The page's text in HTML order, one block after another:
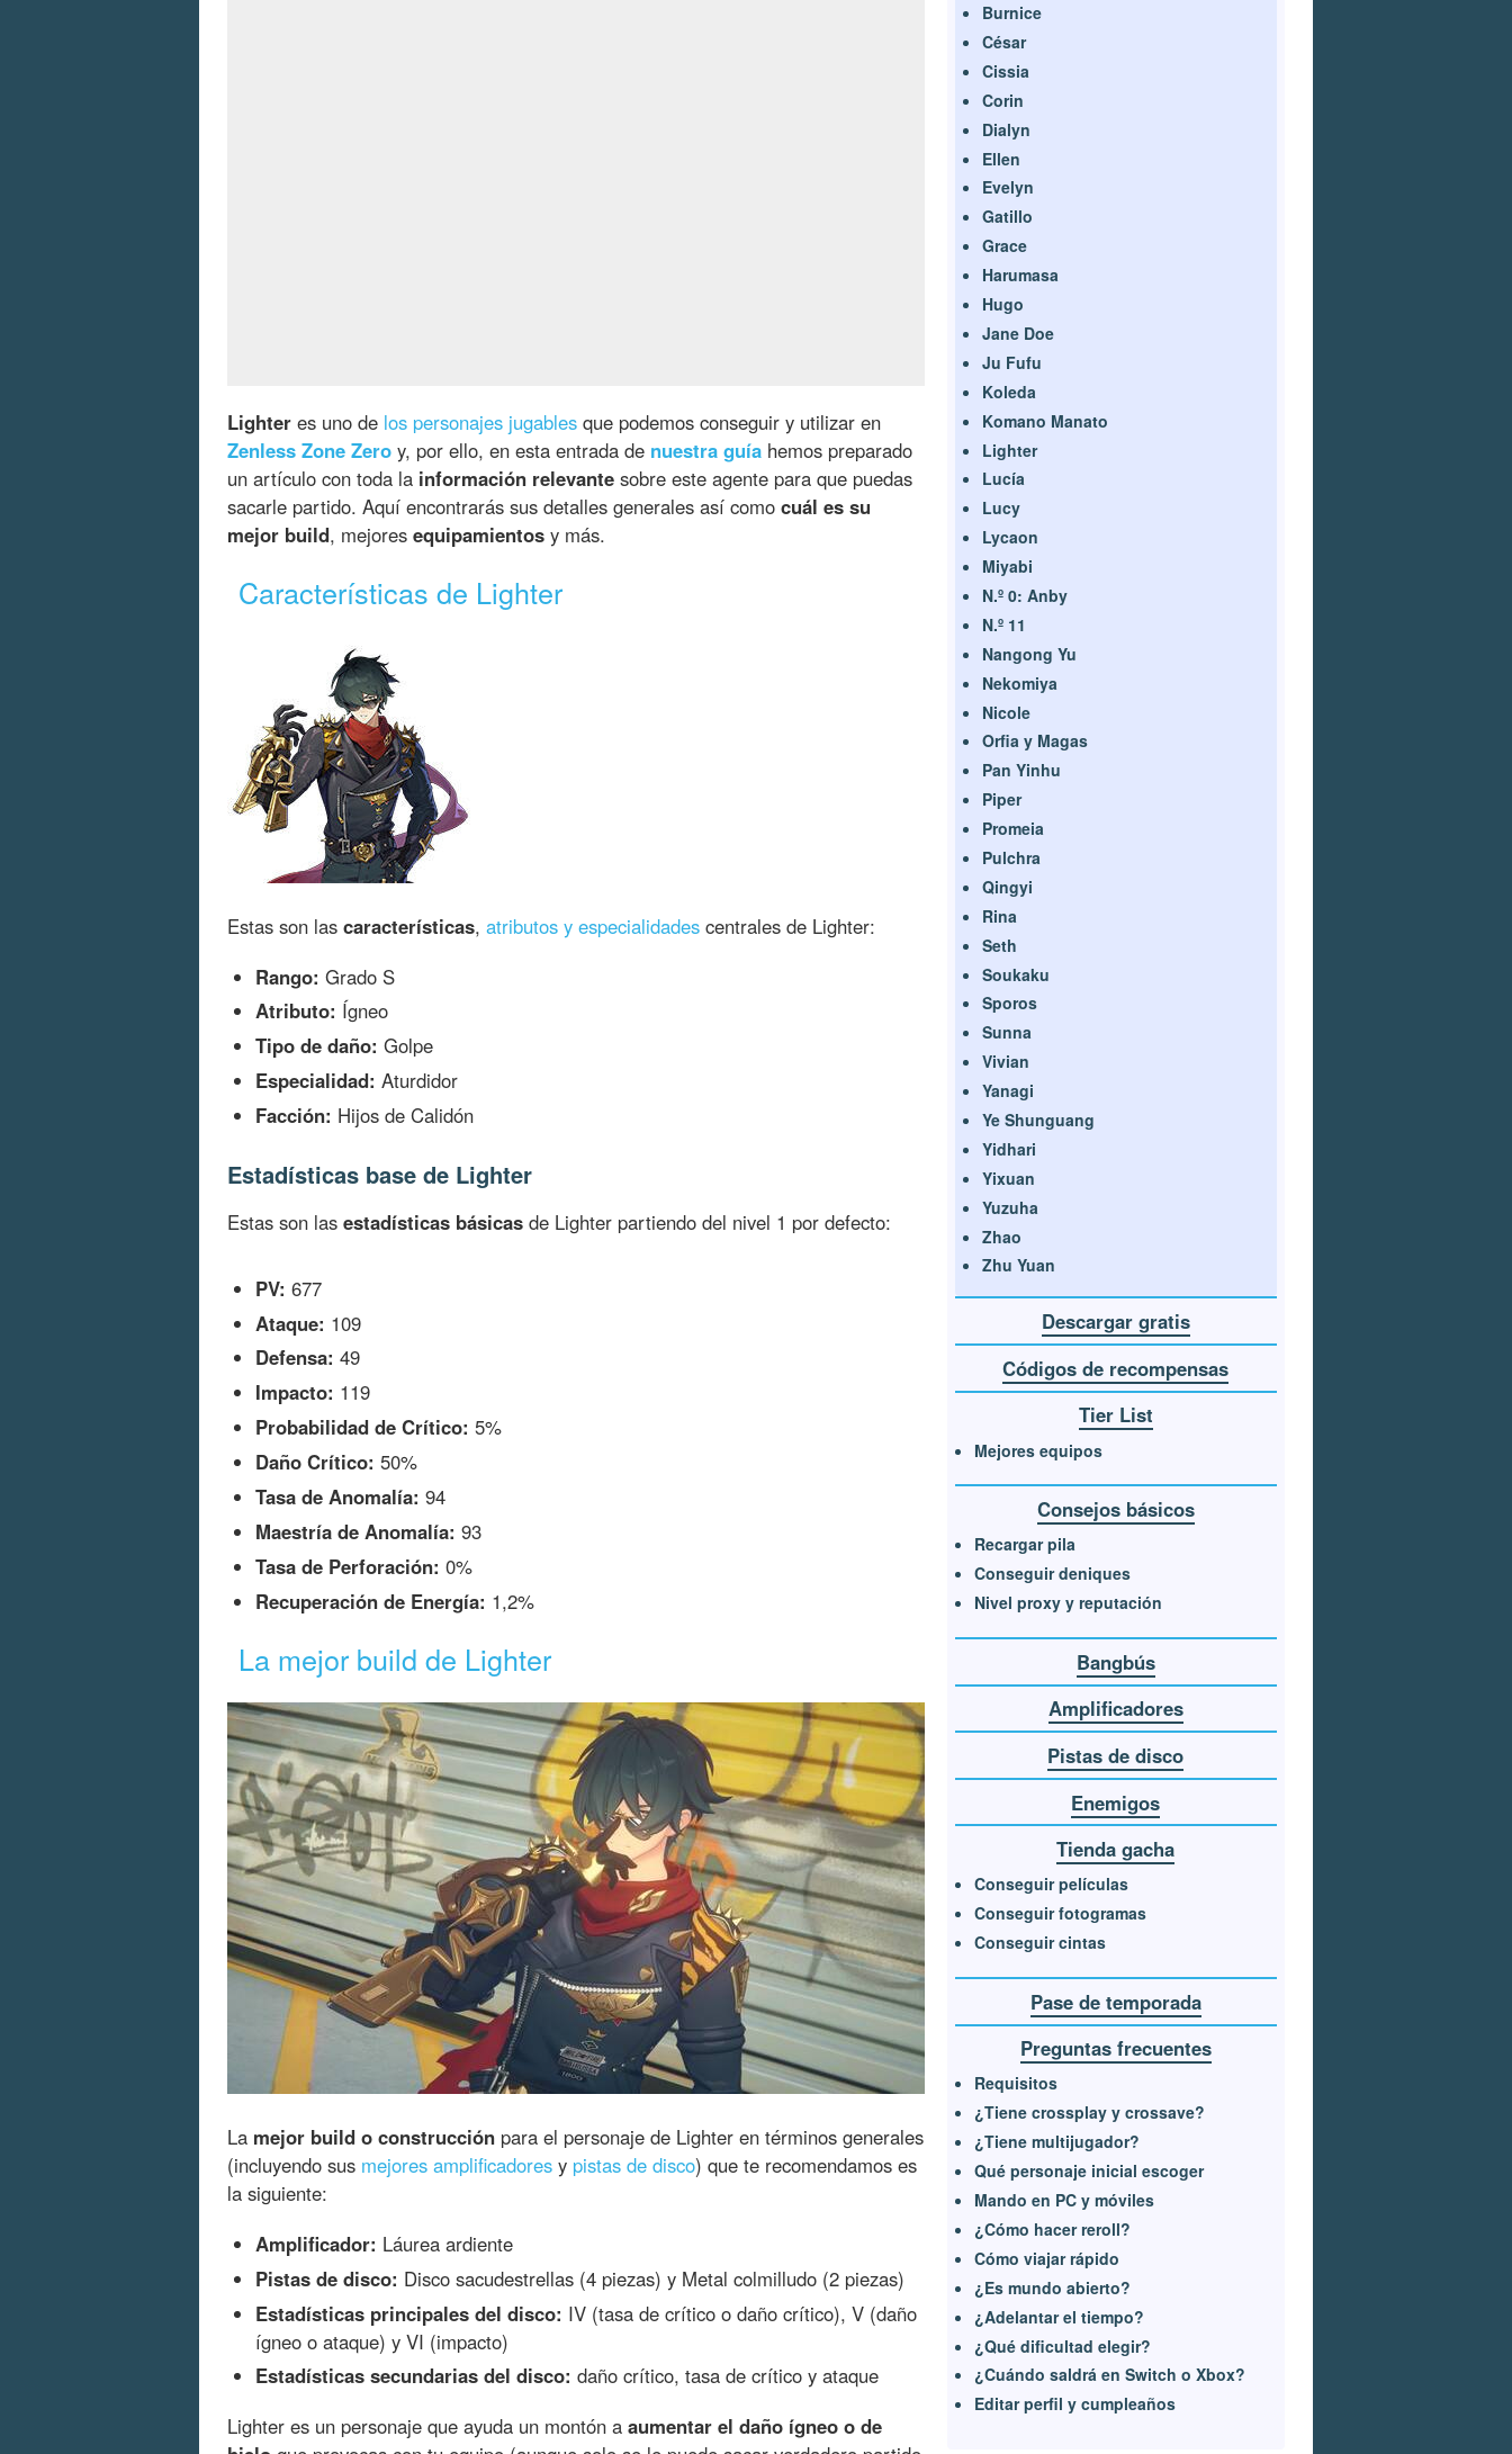
Lighter es uno de los personajes jugables que podemos conseguir y utilizar en
Zenless Zone Zero y, por ello, en esta entrada de nuestra guía hemos preparado
un artículo con toda la información relevante sobre este agente para que puedas
sacarle partido. Aquí encontrarás sus detalles generales así como cuál es su
mejor build, mejores equipamientos y más.
Características de Lighter
Estas son las características, atributos y especialidades centrales de Lighter:
Rango: Grado S
Atributo: Ígneo
Tipo de daño: Golpe
Especialidad: Aturdidor
Facción: Hijos de Calidón
Estadísticas base de Lighter
Estas son las estadísticas básicas de Lighter partiendo del nivel 1 por defecto:
PV: 677
Ataque: 109
Defensa: 49
Impacto: 119
Probabilidad de Crítico: 5%
Daño Crítico: 50%
Tasa de Anomalía: 94
Maestría de Anomalía: 93
Tasa de Perforación: 0%
Recuperación de Energía: 1,2%
La mejor build de Lighter
La mejor build o construcción para el personaje de Lighter en términos generales
(incluyendo sus mejores amplificadores y pistas de disco) que te recomendamos es
la siguiente:
Amplificador: Láurea ardiente
Pistas de disco: Disco sacudestrellas (4 piezas) y Metal colmilludo (2 piezas)
Estadísticas principales del disco: IV (tasa de crítico o daño crítico), V (daño
ígneo o ataque) y VI (impacto)
Estadísticas secundarias del disco: daño crítico, tasa de crítico y ataque
Lighter es un personaje que ayuda un montón a aumentar el daño ígneo o de
Burnice
César
Cissia
Corin
Dialyn
Ellen
Evelyn
Gatillo
Grace
Harumasa
Hugo
Jane Doe
Ju Fufu
Koleda
Komano Manato
Lighter
Lucía
Lucy
Lycaon
Miyabi
N.º 0: Anby
N.º 11
Nangong Yu
Nekomiya
Nicole
Orfia y Magas
Pan Yinhu
Piper
Promeia
Pulchra
Qingyi
Rina
Seth
Soukaku
Sporos
Sunna
Vivian
Yanagi
Ye Shunguang
Yidhari
Yixuan
Yuzuha
Zhao
Zhu Yuan
Descargar gratis
Códigos de recompensas
Tier List
Mejores equipos
Consejos básicos
Recargar pila
Conseguir deniques
Nivel proxy y reputación
Bangbús
Amplificadores
Pistas de disco
Enemigos
Tienda gacha
Conseguir películas
Conseguir fotogramas
Conseguir cintas
Pase de temporada
Preguntas frecuentes
Requisitos
¿Tiene crossplay y crossave?
¿Tiene multijugador?
Qué personaje inicial escoger
Mando en PC y móviles
¿Cómo hacer reroll?
Cómo viajar rápido
¿Es mundo abierto?
¿Adelantar el tiempo?
¿Qué dificultad elegir?
¿Cuándo saldrá en Switch o Xbox?
Editar perfil y cumpleaños